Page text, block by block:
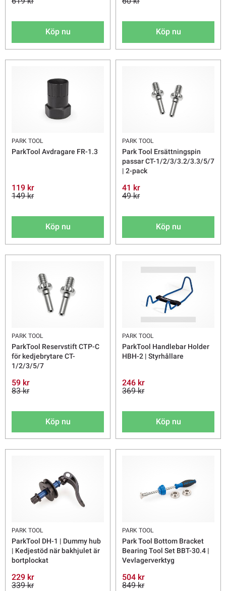
Köp nu Köp nu
PARK TOOL
ParkTool Avdragare FR-1.3
119 kr
149 kr
Köp nu
PARK TOOL
Park Tool Ersättningspin
passar CT-1/2/3/3.2/3.3/5/7
| 2-pack
41 kr
49 kr
Köp nu
PARK TOOL
ParkTool Reservstift CTP-C
för kedjebrytare CT-
1/2/3/5/7
59 kr
83 kr
Köp nu
PARK TOOL
ParkTool Handlebar Holder
HBH-2 | Styrhållare
246 kr
369 kr
Köp nu
PARK TOOL
ParkTool DH-1 | Dummy hub
| Kedjestöd när bakhjulet är
bortplockat
229 kr
339 kr
PARK TOOL
Park Tool Bottom Bracket
Bearing Tool Set BBT-30.4 |
Vevlagerverktyg
504 kr
849 kr